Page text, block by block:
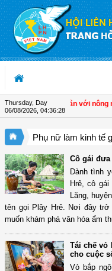
Skip to Content
Thursday, Day
06/08/2026 04:36:29
kinh tế gắn với nông nghiệp
Phụ nữ làm kinh tế
Cô gái
Dành tình
Hrê, cô
Lăng,
tên gọi Plây Hrê. Nơi đây
muốn khám phá văn hóa ẩm
Tái chế vỏ
cho cuộc
Vỏ bắp